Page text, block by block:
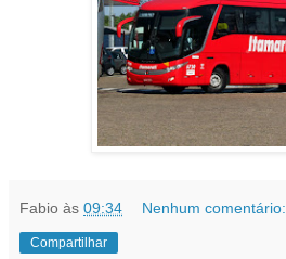
Fabio às 09:34 Nenhum comentário:
Compartilhar